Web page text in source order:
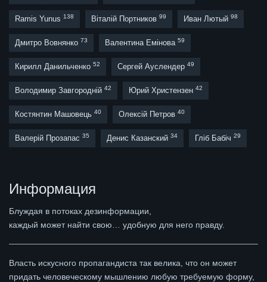
Ramis Yunus 138 Віталій Портников 99 Иван Лютый 98
Дмитро Вовнянко 73 Валентина Емінова 59
Кирилл Данильченко 52 Сергей Ауслендер 49
Володимир Завгородній 42 Юрий Христензен 42
Костянтин Машовець 40 Олексій Петров 40
Валерій Прозапас 35 Денис Казанский 34 Гліб Бабіч 29
Информация
Блуждая в потоках дезинформации,
каждый может найти свою… удобную для него правду.
Власть искусного пропагандиста так велика, что он может
придать человеческому мышлению любую требуемую форму,